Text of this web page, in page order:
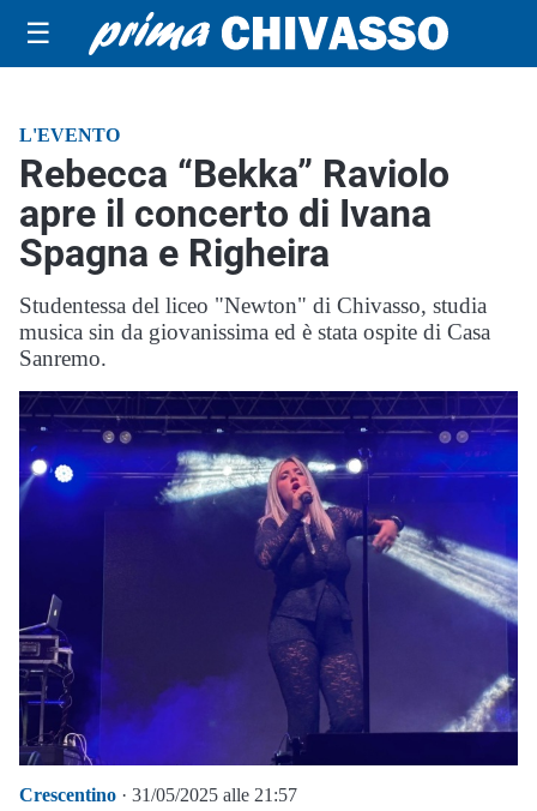
☰
L'EVENTO
Rebecca “Bekka” Raviolo
apre il concerto di Ivana
Spagna e Righeira
Studentessa del liceo "Newton" di Chivasso, studia
musica sin da giovanissima ed è stata ospite di Casa
Sanremo.
Crescentino · 31/05/2025 alle 21:57